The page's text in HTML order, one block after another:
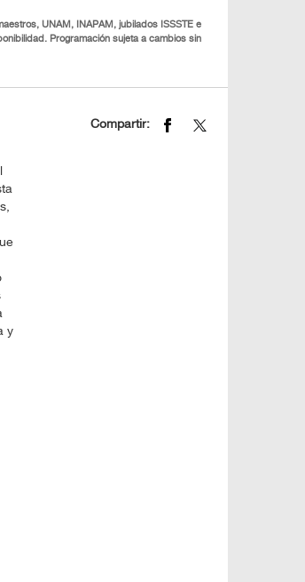
UNAM, INAPAM, jubilados ISSSTE e
Programación sujeta a cambios sin
y
Compartir: